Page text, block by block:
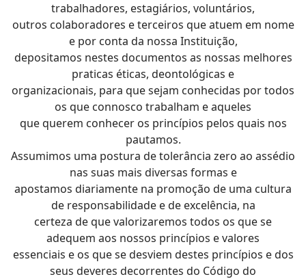
trabalhadores, estagiários, voluntários,
outros colaboradores e terceiros que atuem em nome
e por conta da nossa Instituição,
depositamos nestes documentos as nossas melhores
praticas éticas, deontológicas e
organizacionais, para que sejam conhecidas por todos
os que connosco trabalham e aqueles
que querem conhecer os princípios pelos quais nos
pautamos.
Assumimos uma postura de tolerância zero ao assédio
nas suas mais diversas formas e
apostamos diariamente na promoção de uma cultura
de responsabilidade e de excelência, na
certeza de que valorizaremos todos os que se
adequem aos nossos princípios e valores
essenciais e os que se desviem destes princípios e dos
seus deveres decorrentes do Código do